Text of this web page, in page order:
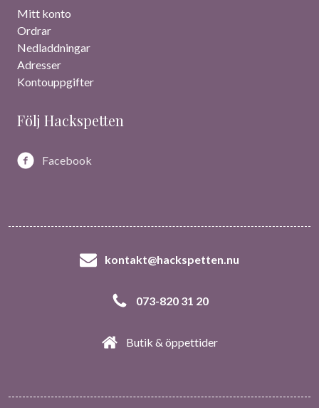
Mitt konto
Ordrar
Nedladdningar
Adresser
Kontouppgifter
Följ Hackspetten
Facebook
kontakt@hackspetten.nu
073-820 31 20
Butik & öppettider